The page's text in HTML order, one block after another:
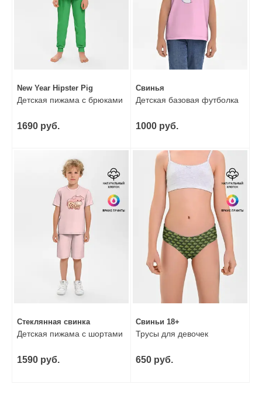
New Year Hipster Pig
Детская пижама с брюками
1690 руб.
Cвинья
Детская базовая футболка
1000 руб.
Стеклянная свинка
Детская пижама с шортами
1590 руб.
Свиньи 18+
Трусы для девочек
650 руб.